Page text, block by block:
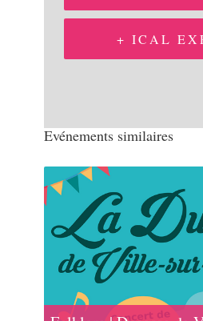
+ ICAL
Evénements similaires